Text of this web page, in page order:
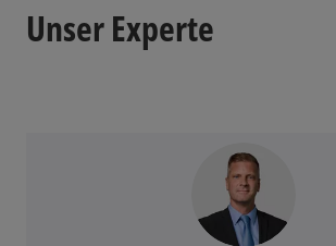
Unser Experte